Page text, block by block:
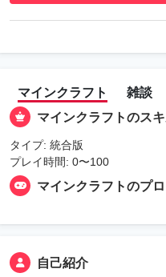
マインクラフト 雑談
マインクラフトのス
タイプ: 統合版
プレイ時間: 0〜100
マインクラフトのプ
自己紹介